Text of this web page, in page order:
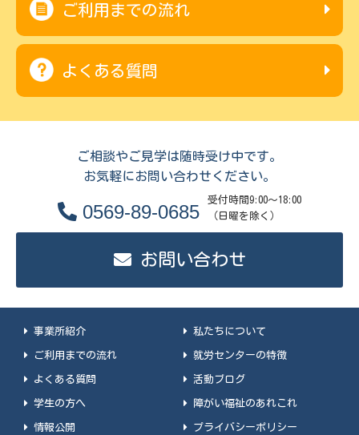
ご利用までの流れ
よくある質問
ご相談やご見学は随時受け中です。
お気軽にお問い合わせください。
0569-89-0685
受付時間9:00～18:00
（日曜を除く）
お問い合わせ
事業所紹介 私たちについて
ご利用までの流れ 就労センターの特徴
よくある質問 活動ブログ
学生の方へ 障がい福祉のあれこれ
情報公開 プライバシーポリシー